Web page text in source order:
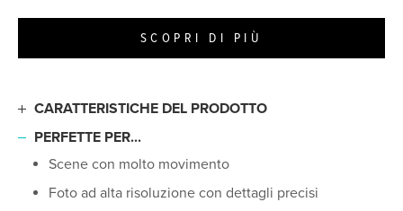
SCOPRI DI PIÙ
CARATTERISTICHE DEL PRODOTTO
Acrilico otticamente nitido, di livello fotografico
eccellente
assicurano opacità
PERFETTE PER...
Scene con molto movimento
Foto ad alta risoluzione con dettagli precisi